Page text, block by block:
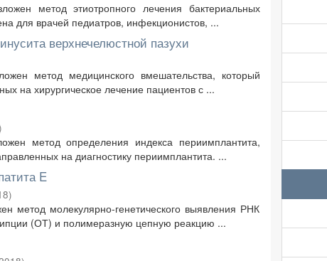
метод этиотропного лечения бактериальных
для врачей педиатров, инфекционистов, ...
верхнечелюстной пазухи
метод медицинского вмешательства, который
на хирургическое лечение пациентов с ...
метод определения индекса периимплантита,
на диагностику периимплантита. ...
E
)
метод молекулярно-генетического выявления РНК
(ОТ) и полимеразную цепную реакцию ...